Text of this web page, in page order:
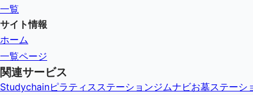
一覧
サイト情報
ホーム
一覧ページ
関連サービス
Studychainピラティスステーションジムナビお墓ステーシ